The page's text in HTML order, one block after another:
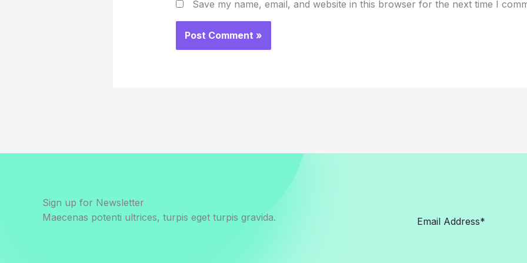
Save my name, email, and website in this browser for the next time I
Sign up for Newsletter
Maecenas potenti ultrices, turpis eget turpis gravida.